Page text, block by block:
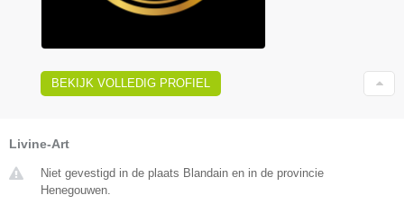
BEKIJK VOLLEDIG PROFIEL
Livine-Art
Niet gevestigd in de plaats Blandain en in de provincie
Henegouwen.